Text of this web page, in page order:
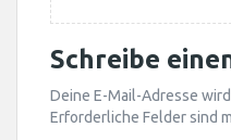
Schreibe
Deine E-Mail-Adresse
Erforderliche Felder sind